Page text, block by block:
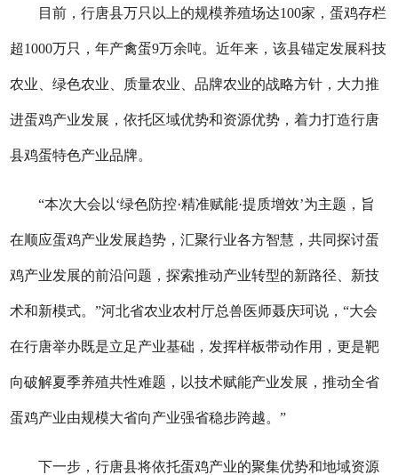
目前，行唐县万只以上的规模养殖场达100家，蛋鸡存栏
超1000万只，年产禽蛋9万余吨。近年来，该县锚定发展科技
农业、绿色农业、质量农业、品牌农业的战略方针，大力推
进蛋鸡产业发展，依托区域优势和资源优势，着力打造行唐
县鸡蛋特色产业品牌。
“本次大会以‘绿色防控·精准赋能·提质增效’为主题，旨
在顺应蛋鸡产业发展趋势，汇聚行业各方智慧，共同探讨蛋
鸡产业发展的前沿问题，探索推动产业转型的新路径、新技
术和新模式。”河北省农业农村厅总兽医师聂庆珂说，“大会
在行唐举办既是立足产业基础，发挥样板带动作用，更是靶
向破解夏季养殖共性难题，以技术赋能产业发展，推动全省
蛋鸡产业由规模大省向产业强省稳步跨越。”
下一步，行唐县将依托蛋鸡产业的聚集优势和地域资源